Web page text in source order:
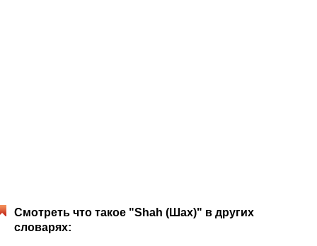
Смотреть что такое "Shah (Шах)" в других
словарях: